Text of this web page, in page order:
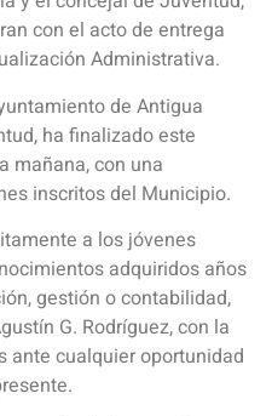
con el acto de entrega
Administrativa.
de Antigua
ha finalizado este
mañana, con una
inscritos del Municipio.
a los jóvenes
adquiridos años
gestión o contabilidad,
G. Rodríguez, con la
ante cualquier oportunidad